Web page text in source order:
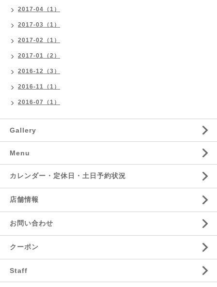
2017-04（1）
2017-03（1）
2017-02（1）
2017-01（2）
2016-12（3）
2016-11（1）
2016-07（1）
Gallery
Menu
カレンダー・定休日・土日予約状況
店舗情報
お問い合わせ
クーポン
Staff